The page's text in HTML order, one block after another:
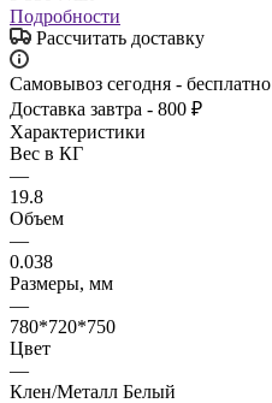
Подробности
Рассчитать доставку
Самовывоз сегодня - бесплатно
Доставка завтра - 800 ₽
Характеристики
Вес в КГ
—
19.8
Объем
—
0.038
Размеры, мм
—
780*720*750
Цвет
—
Клен/Металл Белый